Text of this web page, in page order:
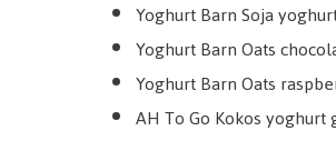
Yoghurt Barn Soja
Yoghurt Barn Oats
Yoghurt Barn Oats
AH To Go Kokos